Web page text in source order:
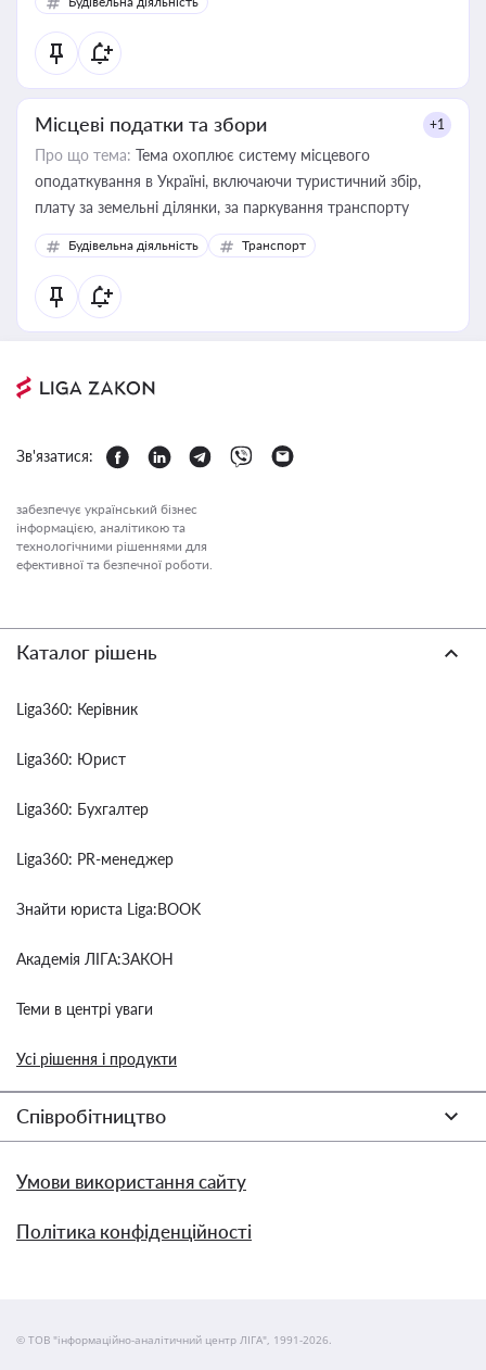
Місцеві податки та збори +1
Про що тема: Тема охоплює систему місцевого
оподаткування в Україні, включаючи туристичний збір,
плату за земельні ділянки, за паркування транспорту
Будівельна діяльність Транспорт
Зв'язатися:
забезпечує український бізнес
інформацією, аналітикою та
технологічними рішеннями для
ефективної та безпечної роботи.
Каталог рішень
Liga360: Керівник
Liga360: Юрист
Liga360: Бухгалтер
Liga360: PR-менеджер
Знайти юриста Liga:BOOK
Академія ЛІГА:ЗАКОН
Теми в центрі уваги
Усі рішення і продукти
Співробітництво
Умови використання сайту
Політика конфіденційності
© ТОВ "інформаційно-аналітичний центр ЛІГА", 1991-2026.